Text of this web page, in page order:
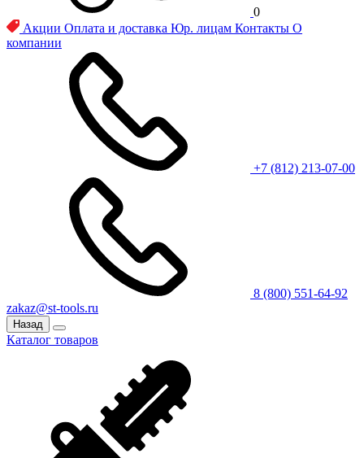
0
Акции Оплата и доставка Юр. лицам Контакты О
компании
+7 (812) 213-07-00
8 (800) 551-64-92
zakaz@st-tools.ru
Назад
Каталог товаров